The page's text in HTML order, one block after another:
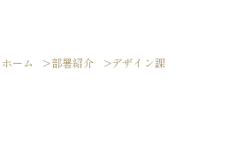
ホーム 部署紹介 デザイン課